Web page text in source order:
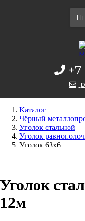
+7
Каталог
Чёрный
Уголок стальной
Уголок
Уголок 63х6
Уголок
12м